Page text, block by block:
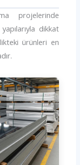
projelerinde
dikkat
ürünleri en